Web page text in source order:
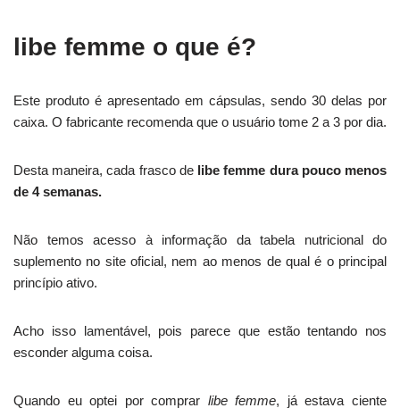
libe femme o que é?
Este produto é apresentado em cápsulas, sendo 30 delas por
caixa. O fabricante recomenda que o usuário tome 2 a 3 por dia.
Desta maneira, cada frasco de libe femme dura pouco menos
de 4 semanas.
Não temos acesso à informação da tabela nutricional do
suplemento no site oficial, nem ao menos de qual é o principal
princípio ativo.
Acho isso lamentável, pois parece que estão tentando nos
esconder alguma coisa.
Quando eu optei por comprar libe femme, já estava ciente